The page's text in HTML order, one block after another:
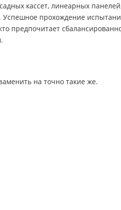
кассет, линеарных
прохождение
предпочитает
на точно такие же.